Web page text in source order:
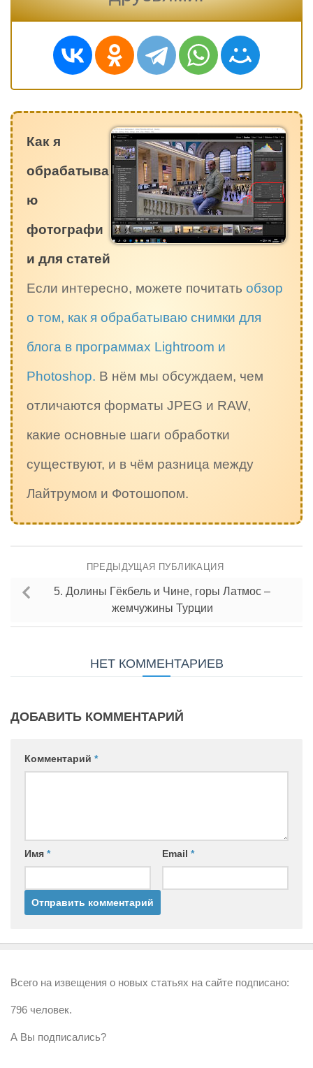
Как я
обрабатыва
ю
фотографи
и для статей
Если интересно, можете почитать обзор
о том, как я обрабатываю снимки для
блога в программах Lightroom и
Photoshop. В нём мы обсуждаем, чем
отличаются форматы JPEG и RAW,
какие основные шаги обработки
существуют, и в чём разница между
Лайтрумом и Фотошопом.
ПРЕДЫДУЩАЯ ПУБЛИКАЦИЯ
5. Долины Гёкбель и Чине, горы Латмос –
жемчужины Турции
НЕТ КОММЕНТАРИЕВ
ДОБАВИТЬ КОММЕНТАРИЙ
Комментарий *
Имя * Email *
Всего на извещения о новых статьях на сайте подписано:
796 человек.
А Вы подписались?